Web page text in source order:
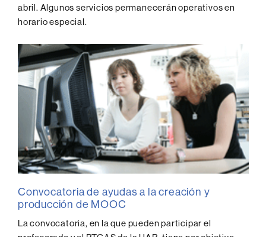
abril. Algunos servicios permanecerán operativos en
horario especial.
Convocatoria de ayudas a la creación y
producción de MOOC
La convocatoria, en la que pueden participar el